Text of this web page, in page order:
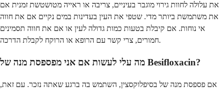
את עלולה לחוות גירוי מוגבר בעיניים, צריבה או ראייה מטושטשת זמנית אם
את משתמשת ביותר מדי. שטפי את העין בעדינות במים נקיים אם את חווה
אי נוחות. אם קיבלת בטעות כמות גדולה לעין או אם את חווה תסמינים
חמורים, צרי קשר עם הרופא או הרוקח לקבלת הדרכה.
מה עלי לעשות אם אני מפספסת מנה של Besifloxacin?
אם פספסת מנה של בסיפלוקסצין, השתמש בה ברגע שאתה נזכר. עם זאת,